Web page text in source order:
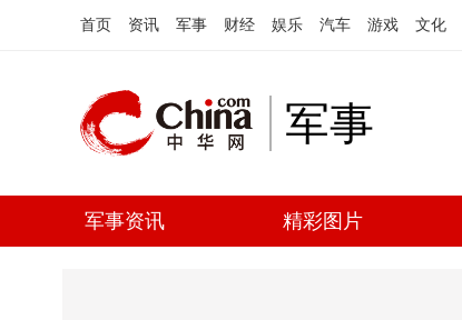
首页 资讯 军事 财经 娱乐 汽车 游戏 文化
军事
军事资讯 精彩图片